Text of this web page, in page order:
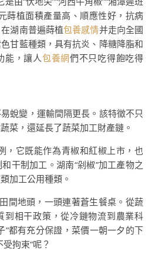
蒔植面積產量高、順應性好，抗病
湖南普遍蒔植包養感情并走向全國
甘藍種類，具有抗炎、降糖降脂和
能，讓人包養網們不只吃得飽吃得
蛻變，運輸間隔更長。該特徵不只
菜，還延長了蔬菜加工財產鏈。
，它既能作為青椒和紅椒上市，也
干制加工。湖南“剁椒”加工產物之
加工公用種類。
間地頭，一頭連著蒼生餐桌。從蔬
到相干政策，從冷鏈物流到農業科
”都有充分保證，菜價一朝一夕的下
拘束”呢？